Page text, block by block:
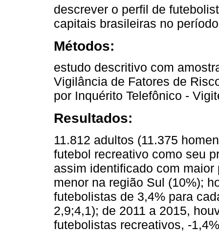
descrever o perfil de
capitais brasileiras no
Métodos:
estudo descritivo com
Vigilância de Fatores de
por Inquérito Telefônico -
Resultados:
11.812 adultos (11.375
futebol recreativo como seu
assim identificado com
menor na região Sul (10%);
futebolistas de 3,4% para
2,9;4,1); de 2011 a 2015,
futebolistas recreativos, -